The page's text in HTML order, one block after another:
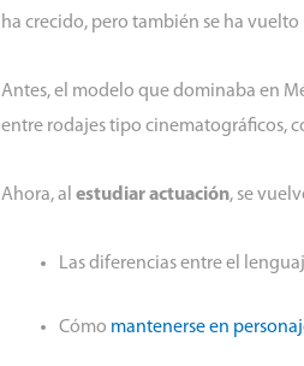
ha crecido, pero también se ha vuelto
Antes, el modelo que dominaba en
entre rodajes tipo cinematográficos,
Ahora, al estudiar actuación, se
Las diferencias entre el
Cómo mantenerse en